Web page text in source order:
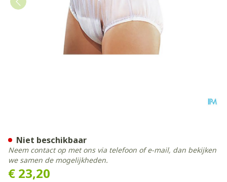
€ 23,20
Niet beschikbaar
Neem contact op met ons via telefoon of e-mail, dan bekijken
we samen de mogelijkheden.